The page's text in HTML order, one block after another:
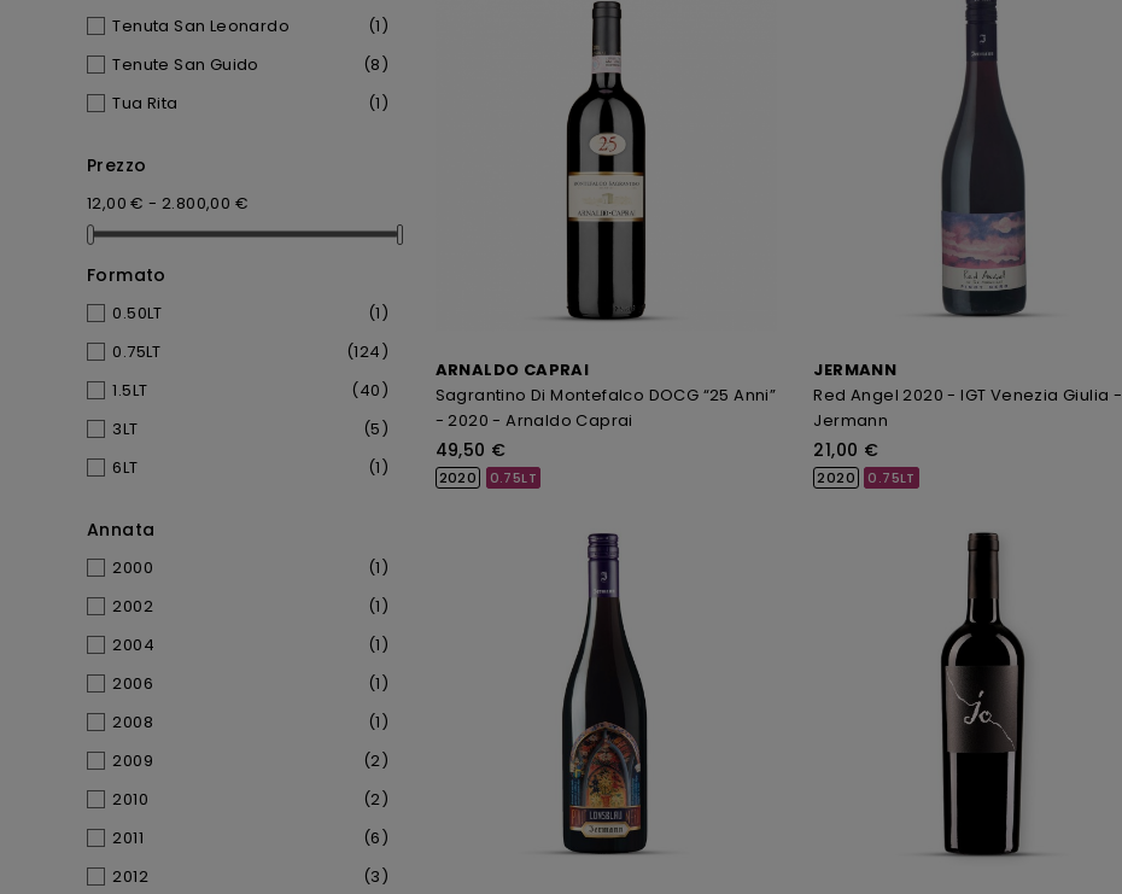
Tenuta San Leonardo
(1)
Tenute San Guido
(8)
Tua Rita
(1)
Prezzo
12,00 € - 2.800,00 €
Formato
0.50LT
(1)
0.75LT
(124)
1.5LT
(40)
3LT
(5)
6LT
(1)
Annata
2000
(1)
2002
(1)
2004
(1)
2006
(1)
2008
(1)
2009
(2)
2010
(2)
2011
(6)
2012
(3)
ARNALDO CAPRAI
Sagrantino Di Montefalco DOCG “25 Anni”
- 2020 - Arnaldo Caprai
49,50 €
2020 0.75LT
JERMANN
Red Angel 2020 - IGT Venezia Giulia -
Jermann
21,00 €
2020 0.75LT